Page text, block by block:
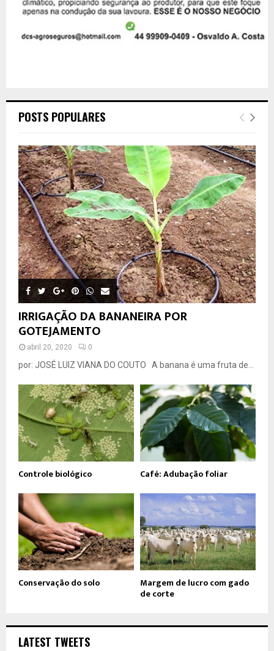
POSTS POPULARES
IRRIGAÇÃO DA BANANEIRA POR
GOTEJAMENTO
abril 20, 2020 0
por: JOSÉ LUIZ VIANA DO COUTO A banana é uma fruta de...
Controle biológico Café: Adubação foliar
Conservação do solo Margem de lucro com gado
de corte
LATEST TWEETS